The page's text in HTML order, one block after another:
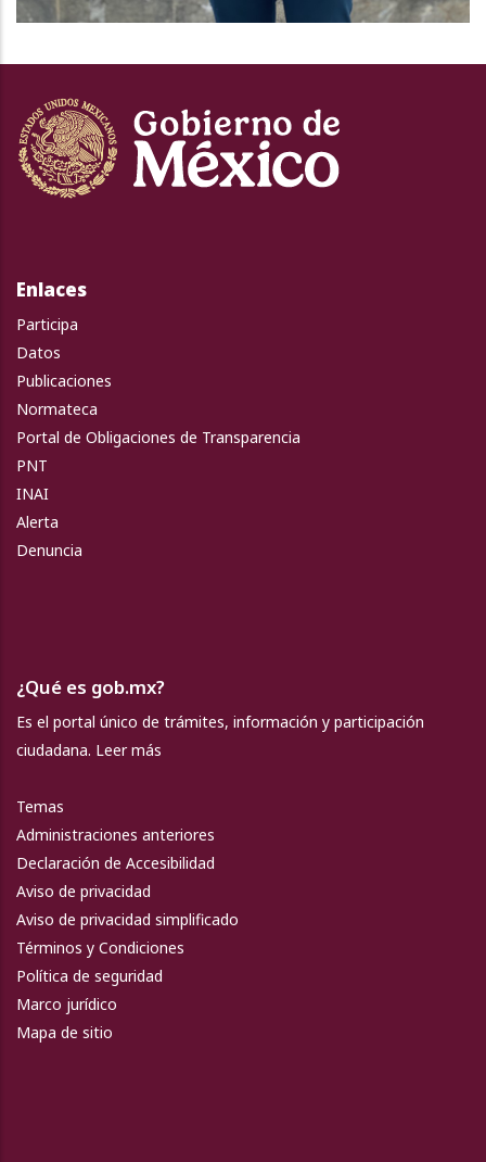
Enlaces
Participa
Datos
Publicaciones
Normateca
Portal de Obligaciones de Transparencia
PNT
INAI
Alerta
Denuncia
¿Qué es gob.mx?
Es el portal único de trámites, información y participación
ciudadana. Leer más
Temas
Administraciones anteriores
Declaración de Accesibilidad
Aviso de privacidad
Aviso de privacidad simplificado
Términos y Condiciones
Política de seguridad
Marco jurídico
Mapa de sitio